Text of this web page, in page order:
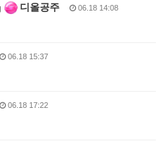
디올공주 06.18 14:08
06.18 15:37
06.18 17:22